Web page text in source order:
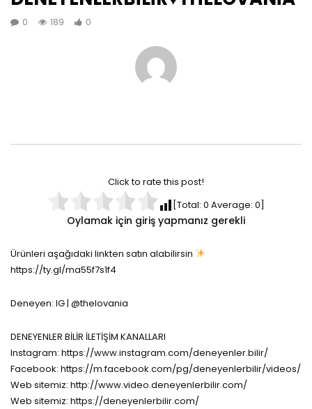
0 189 0
Click to rate this post!
[Total: 0 Average: 0]
Oylamak için giriş yapmanız gerekli
Ürünleri aşağıdaki linkten satın alabilirsin
https://ty.gl/ma55f7s1f4
Deneyen: IG | @thelovania
DENEYENLER BİLİR İLETİŞİM KANALLARI
Instagram: https://www.instagram.com/deneyenler.bilir/
Facebook: https://m.facebook.com/pg/deneyenlerbilir/videos/
Web sitemiz: http://www.video.deneyenlerbilir.com/
Web sitemiz: https://deneyenlerbilir.com/